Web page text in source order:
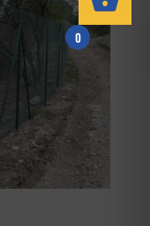
0